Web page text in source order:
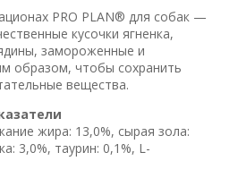
PRO PLAN® для собак —
кусочки ягненка,
замороженные и
образом, чтобы сохранить
вещества.
жира: 13,0%, сырая зола:
3,0%, таурин: 0,1%, L-